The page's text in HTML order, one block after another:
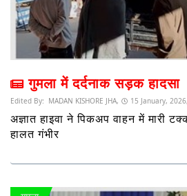
गुमला में दर्दनाक सड़क हादसा
Edited By: MADAN KISHORE JHA, 15 January,
अज्ञात हाइवा ने पिकअप वाहन में मारी
हालत गंभीर